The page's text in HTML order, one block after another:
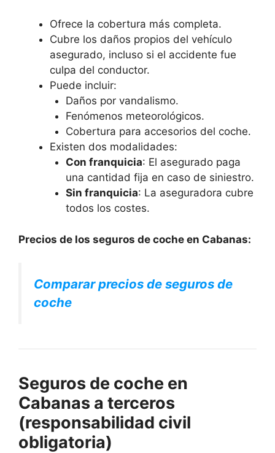
Ofrece la cobertura más completa.
Cubre los daños propios del vehículo
asegurado, incluso si el accidente fue
culpa del conductor.
Puede incluir:
Daños por vandalismo.
Fenómenos meteorológicos.
Cobertura para accesorios del coche.
Existen dos modalidades:
Con franquicia: El asegurado paga
una cantidad fija en caso de siniestro.
Sin franquicia: La aseguradora cubre
todos los costes.
Precios de los seguros de coche en Cabanas:
Comparar precios de seguros de
coche
Seguros de coche en
Cabanas a terceros
(responsabilidad civil
obligatoria)